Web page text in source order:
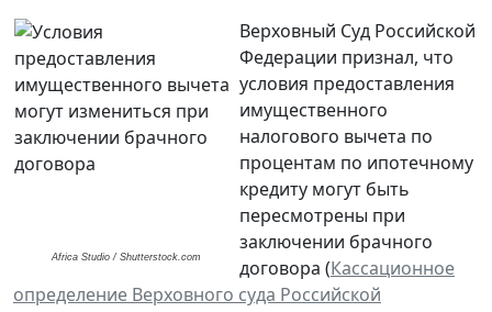
Africa Studio / Shutterstock.com
Верховный Суд Российской
Федерации признал, что
условия предоставления
имущественного
налогового вычета по
процентам по ипотечному
кредиту могут быть
пересмотрены при
заключении брачного
договора (Кассационное
определение Верховного суда Российской